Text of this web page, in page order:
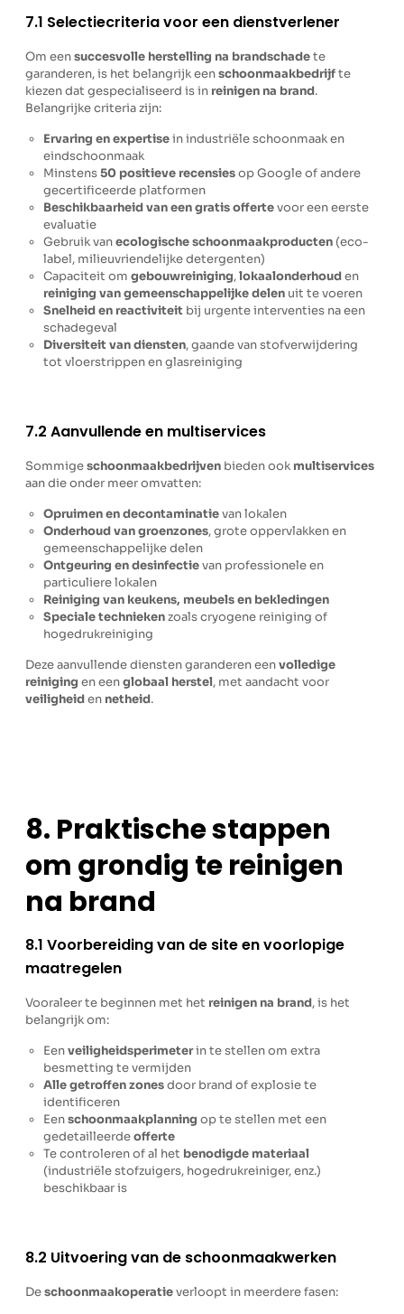
7.1 Selectiecriteria voor een dienstverlener
Om eensuccesvolle herstelling na brandschadete
garanderen, is het belangrijk eenschoonmaakbedrijfte
kiezen dat gespecialiseerd is in reinigen na brand.
Belangrijke criteria zijn:
Ervaring en expertisein industriële schoonmaak en
eindschoonmaak
Minstens50 positieve recensiesop Google of andere
gecertificeerde platformen
Beschikbaarheid van een gratis offertevoor een eerste
evaluatie
Gebruik vanecologische schoonmaakproducten (eco-
label, milieuvriendelijke detergenten)
Capaciteit omgebouwreiniging,lokaalonderhouden
reiniging van gemeenschappelijke delen uit te voeren
Snelheid en reactiviteit bij urgente interventies na een
schadegeval
Diversiteit van diensten, gaande van stofverwijdering
tot vloerstrippen en glasreiniging
7.2 Aanvullende en multiservices
Sommigeschoonmaakbedrijven bieden ook multiservices
aan die onder meer omvatten:
Opruimen en decontaminatievan lokalen
Onderhoud van groenzones, grote oppervlakken en
gemeenschappelijke delen
Ontgeuring en desinfectievan professionele en
particuliere lokalen
Reiniging van keukens, meubels en bekledingen
Speciale techniekenzoals cryogene reiniging of
hogedrukreiniging
Deze aanvullende diensten garanderen eenvolledige
reiniging en eenglobaal herstel, met aandacht voor
veiligheiden netheid.
8. Praktische stappen
om grondig te reinigen
na brand
8.1 Voorbereiding van de site en voorlopige
maatregelen
Vooraleer te beginnen met het reinigen na brand, is het
belangrijk om:
Eenveiligheidsperimeterin te stellen om extra
besmetting te vermijden
Alle getroffen zonesdoor brand of explosie te
identificeren
Eenschoonmaakplanning op te stellen met een
gedetailleerdeofferte
Te controleren of al het benodigde materiaal
(industriële stofzuigers, hogedrukreiniger, enz.)
beschikbaar is
8.2 Uitvoering van de schoonmaakwerken
Deschoonmaakoperatieverloopt in meerdere fasen: